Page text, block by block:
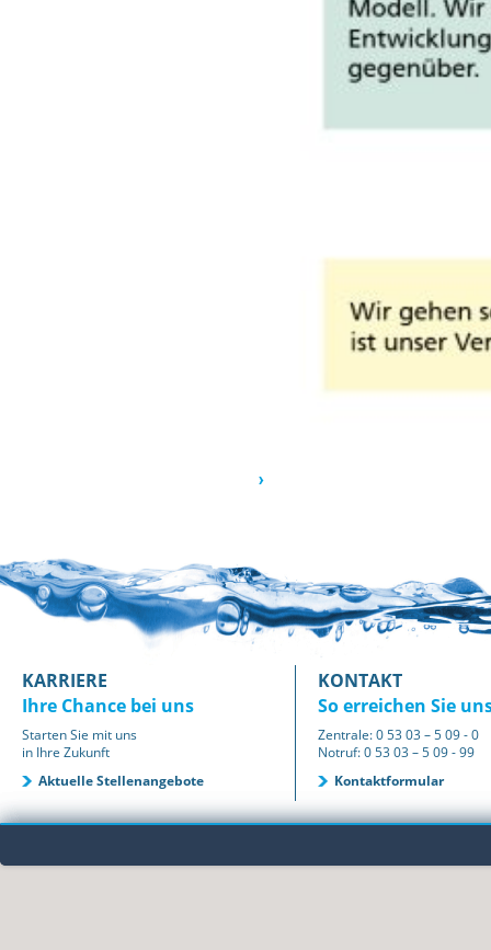
KARRIERE
Ihre Chance bei uns
Starten Sie mit uns
in Ihre Zukunft
Aktuelle Stellenangebote
KONTAKT
So erreichen Sie
Zentrale: 0 53 03 – 5 09 - 0
Notruf: 0 53 03 – 5 09 - 99
Kontaktformular